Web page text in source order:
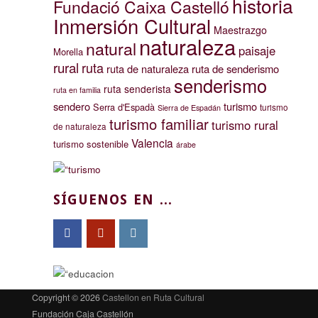
Fundació Caixa Castellóhistoria
Inmersión Cultural Maestrazgo
Morella natural naturaleza paisaje
rural ruta ruta de naturaleza ruta de senderismo
ruta en familia ruta senderista senderismo
sendero Serra d'Espadà Sierra de Espadán turismo turismo
de naturaleza turismo familiarturismo rural
turismo sostenible Valencia árabe
SÍGUENOS EN ...
Copyright © 2026Castellon en Ruta Cultural
Fundación Caja Castellón